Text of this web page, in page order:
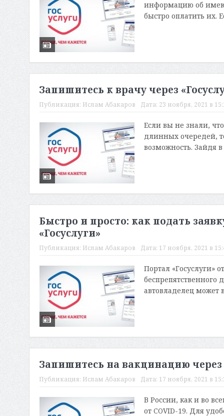
информацию об
быстро оплатить их.
Запишитесь к врачу через
Публикация: Ислам Абакаров Дата: 23 ноября, 2021 в
Если вы не знали,
длинных очередей,
возможность. Зайдя
Быстро и просто: как подать
«Госуслуги»
Публикация: Ислам Абакаров Дата: 17 ноября, 2021 в
Портал «Госуслуги»
беспрепятственного
автовладелец
Запишитесь на вакцинацию через
Публикация: Ислам Абакаров Дата: 17 ноября, 2021 в
В России, как и во
от COVID-19. Для